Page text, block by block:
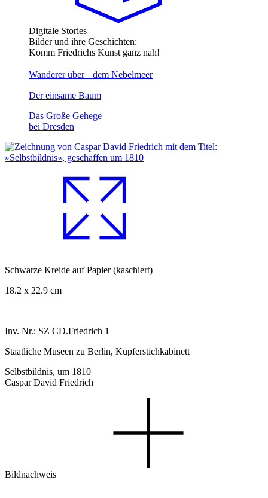
Digitale Stories
Bilder und ihre Geschichten:
Komm Friedrichs Kunst ganz nah!
Wanderer über dem Nebelmeer
Der einsame Baum
Das Große Gehege
bei Dresden
Schwarze Kreide auf Papier (kaschiert)
18.2 x 22.9 cm
Inv. Nr.: SZ CD.Friedrich 1
Staatliche Museen zu Berlin, Kupferstichkabinett
Selbstbildnis, um 1810
Caspar David Friedrich
Bildnachweis